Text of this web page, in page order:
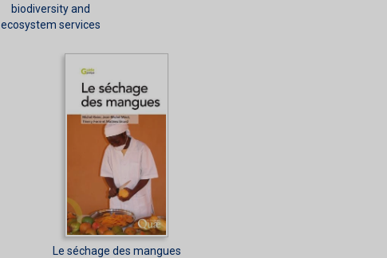
biodiversity and
ecosystem services
Le séchage des mangues